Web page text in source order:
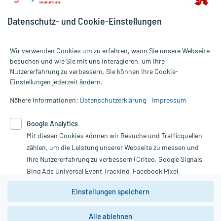
abgegeben.
Alle Preise gelten inkl. MwSt., ggf. zzgl. Versandkosten
Informationen auf dieser Website werden ausschließlich für
die Untersuchung und Behandlung durch einen Arzt. Bitte
Therapien eingeleitet werden können. | Diese Webseite benutzt
Google Analytics. Lesen Sie bitte dazu die wichtigen Hinweise in
unserer Datenschutzerklärung. Für den Widerruf einer Bestellung
nutzen Sie das Formular:
Vertrag widerrufen
*Hinweise zu unseren Aktionen und Bewertungen
Datenschutz- und Cookie-Einstellungen
Wir verwenden Cookies um zu erfahren, wann Sie unsere Webseite
besuchen und wie Sie mit uns interagieren, um Ihre
Nutzererfahrung zu verbessern. Sie können Ihre Cookie-
Einstellungen jederzeit ändern.
Nähere Informationen: Datenschutzerklärung Impressum
Google Analytics
Mit diesen Cookies können wir Besuche und Trafficquellen
zählen, um die Leistung unserer Webseite zu messen und
Ihre Nutzererfahrung zu verbessern (Criteo, Google Signals,
Bing Ads Universal Event Tracking, Facebook Pixel,
Youtube-Social Plugin).
Wir weisen darauf hin, dass die
zwingend den Europäischen Anforderungen gem. EU-
Einstellungen speichern
Alle ablehnen